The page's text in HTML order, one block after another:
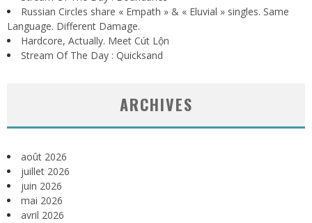
Russian Circles share « Empath » & « Eluvial » singles. Same
Language. Different Damage.
Hardcore, Actually. Meet Cút Lộn
Stream Of The Day : Quicksand
ARCHIVES
août 2026
juillet 2026
juin 2026
mai 2026
avril 2026